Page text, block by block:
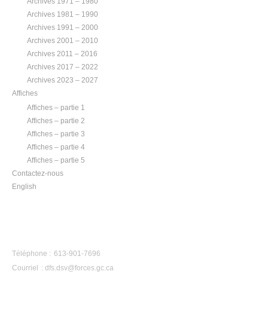
Archives 1981 – 1990
Archives 1991 – 2000
Archives 2001 – 2010
Archives 2011 – 2016
Archives 2017 – 2022
Archives 2023 – 2027
Affiches
Affiches – partie 1
Affiches – partie 2
Affiches – partie 3
Affiches – partie 4
Affiches – partie 5
Contactez-nous
English
Téléphone : 613-901-7696
Courriel : dfs.dsv@forces.gc.ca